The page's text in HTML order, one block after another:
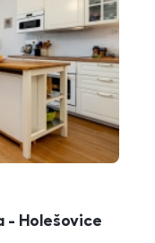
- Holešovice